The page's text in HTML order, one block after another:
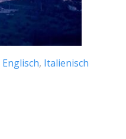
Englisch Italienisch